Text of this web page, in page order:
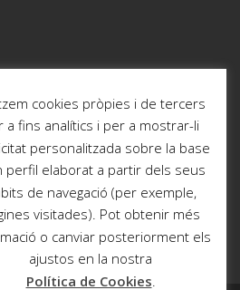
cookies pròpies i de tercers
a fins analítics i per a mostrar-li
personalitzada sobre la base
perfil elaborat a partir dels seus
de navegació (per exemple,
visitades). Pot obtenir més
o canviar posteriorment els
ajustos en la nostra
Política de Cookies